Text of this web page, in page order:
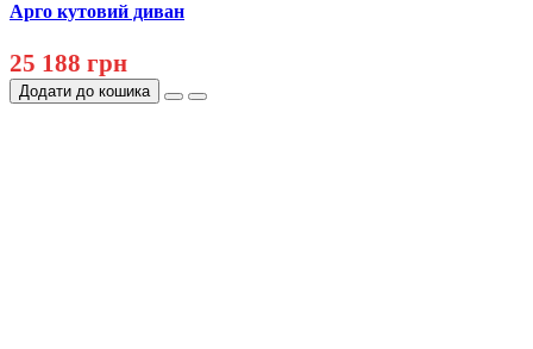
Арго кутовий диван
25 188 грн
Додати до кошика